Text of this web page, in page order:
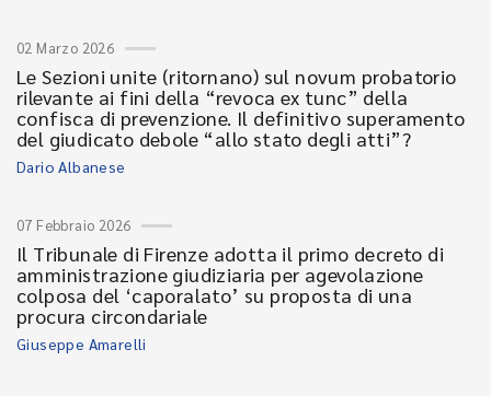
02 Marzo 2026
Le Sezioni unite (ritornano) sul novum probatorio
rilevante ai fini della “revoca ex tunc” della
confisca di prevenzione. Il definitivo superamento
del giudicato debole “allo stato degli atti”?
Dario Albanese
07 Febbraio 2026
Il Tribunale di Firenze adotta il primo decreto di
amministrazione giudiziaria per agevolazione
colposa del ‘caporalato’ su proposta di una
procura circondariale
Giuseppe Amarelli